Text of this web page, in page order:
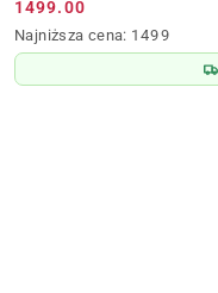
Cena
promocyjna:
1499.00
Najniższa
cena
z
Najniższa cena: 1499